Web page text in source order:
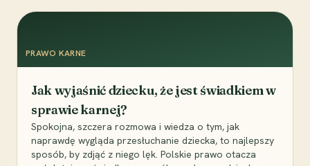
PRAWO KARNE
Jak wyjaśnić dziecku, że jest świadkiem w
sprawie karnej?
Spokojna, szczera rozmowa i wiedza o tym, jak
naprawdę wygląda przesłuchanie dziecka, to najlepszy
sposób, by zdjąć z niego lęk. Polskie prawo otacza